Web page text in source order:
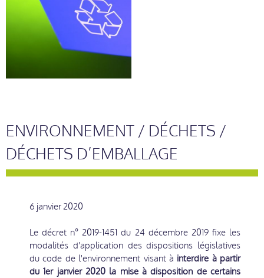
ENVIRONNEMENT / DÉCHETS /
DÉCHETS D’EMBALLAGE
6 janvier 2020
Le décret n° 2019-1451 du 24 décembre 2019 fixe les
modalités d'application des dispositions législatives
du code de l'environnement visant à interdire à partir
du 1er janvier 2020 la mise à disposition de certains